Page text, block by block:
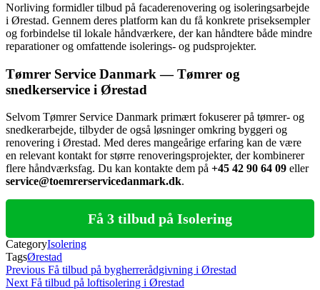
Norliving formidler tilbud på facaderenovering og isoleringsarbejde
i Ørestad. Gennem deres platform kan du få konkrete priseksempler
og forbindelse til lokale håndværkere, der kan håndtere både mindre
reparationer og omfattende isolerings- og pudsprojekter.
Tømrer Service Danmark — Tømrer og
snedkerservice i Ørestad
Selvom Tømrer Service Danmark primært fokuserer på tømrer- og
snedkerarbejde, tilbyder de også løsninger omkring byggeri og
renovering i Ørestad. Med deres mangeårige erfaring kan de være
en relevant kontakt for større renoveringsprojekter, der kombinerer
flere håndværksfag. Du kan kontakte dem på +45 42 90 64 09 eller
service@toemrerservicedanmark.dk.
Få 3 tilbud på Isolering
CategoryIsolering
TagsØrestad
Indlægsnavigation
Previous
Post
Previous Få tilbud på bygherrerådgivning i Ørestad
Next
Next Få tilbud på loftisolering i Ørestad